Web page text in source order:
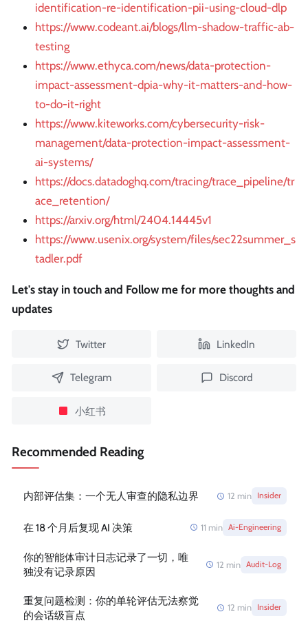
identification-re-identification-pii-using-cloud-dlp
https://www.codeant.ai/blogs/llm-shadow-traffic-ab-
testing
https://www.ethyca.com/news/data-protection-
impact-assessment-dpia-why-it-matters-and-how-
to-do-it-right
https://www.kiteworks.com/cybersecurity-risk-
management/data-protection-impact-assessment-
ai-systems/
https://docs.datadoghq.com/tracing/trace_pipeline/tr
ace_retention/
https://arxiv.org/html/2404.14445v1
https://www.usenix.org/system/files/sec22summer_s
tadler.pdf
Let's stay in touch and Follow me for more thoughts and
updates
Twitter LinkedIn
Telegram Discord
小红书
Recommended Reading
内部评估集：一个无人审查的隐私边界 12 min Insider
在 18 个月后复现 AI 决策 11 min Ai-Engineering
你的智能体审计日志记录了一切，唯
独没有记录原因
12 min Audit-Log
重复问题检测：你的单轮评估无法察觉
的会话级盲点
12 min Insider